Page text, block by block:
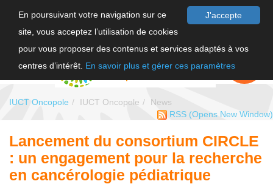
J'accepte
En poursuivant votre navigation sur ce
site, vous acceptez l’utilisation de cookies
pour vous proposer des contenus et services adaptés à vos
centres d’intérêt. En savoir plus et gérer ces paramètres
FAIRE UN
DON
IUCT Oncopole IUCT Oncopole
News
RSS (Opens New Window)
Lancement du consortium CIRCLE
: un engagement pour la recherche
en cancérologie pédiatrique